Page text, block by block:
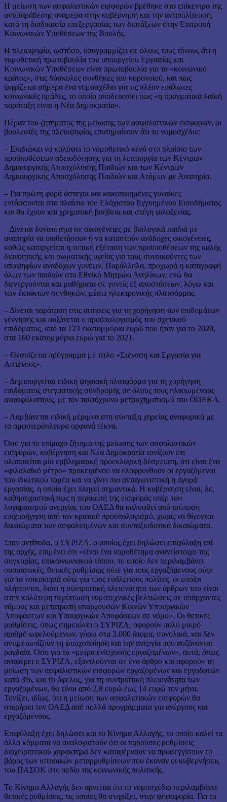
Η μείωση των ασφαλιστικών εισφορών βρέθηκε στο επίκεντρο της
αντιπαράθεσης ανάμεσα στην κυβέρνηση και την αντιπολίτευση,
κατά τη διαδικασία επεξεργασίας των διατάξεων στην Επιτροπή
Κοινωνικών Υποθέσεων της Βουλής.
Η πλειοψηφία, ωστόσο, υπογραμμίζει σε όλους τους τόνους ότι η
νομοθετική πρωτοβουλία του υπουργείου Εργασίας και
Κοινωνικών Υποθέσεων είναι πρωτοβουλία για το «κοινωνικό
κράτος», στις δύσκολες συνθήκες του κορονοϊού, και πως
ψηφίζεται σήμερα ένα νομοσχέδιο για τις πλέον ευάλωτες
κοινωνικές ομάδες, το οποίο αποδεικνύει πως «η πραγματικά λαϊκή
παράταξη είναι η Νέα Δημοκρατία».
Πέραν του ζητήματος της μείωσης των ασφαλιστικών εισφορών, οι
βουλευτές της πλειοψηφίας επισημαίνουν ότι το νομοσχέδιο:
– Επιδιώκει να καλύψει το νομοθετικό κενό στο πλαίσιο των
προϋποθέσεων αδειοδότησης για τη λειτουργία των Κέντρων
Δημιουργικής Απασχόλησης Παιδιών και των Κέντρων
Δημιουργικής Απασχόλησης Παιδιών και Ατόμων με Αναπηρία.
– Για πρώτη φορά άστεγοι και κακοποιημένες γυναίκες
εντάσσονται στο πλαίσιο του Ελάχιστου Εγγυημένου Εισοδήματος
και θα έχουν και χρηματική βοήθεια και στέγη φιλοξενίας.
– Δίνεται δυνατότητα σε οικογένειες με βιολογικά παιδιά με
αναπηρία να υιοθετήσουν ή να καταστούν ανάδοχες οικογένειες,
καθώς καταργείται η τυπική εξέταση των προϋποθέσεων της καλής
διανοητικής και σωματικής υγείας για τους συνοικούντες των
υποψηφίων αναδόχων γονέων. Παράλληλα, προχωρά η καταγραφή
όλων των παιδιών στο Εθνικό Μητρώο Ανηλίκων, ενώ θα
διενεργούνται και μαθήματα σε γονείς εξ αποστάσεων, λόγω και
των έκτακτων συνθηκών, μέσω ηλεκτρονικής πλατφόρμας.
– Δίνεται παράταση στις αιτήσεις για τη χορήγηση των επιδομάτων
γέννησης και αυξάνεται ο προϋπολογισμός του σχετικού
επιδόματος, από τα 123 εκατομμύρια ευρώ που ήταν για το 2020,
στα 160 εκατομμύρια ευρώ για το 2021.
– Θεσπίζεται πρόγραμμα με τίτλο «Στέγαση και Εργασία για
Αστέγους».
– Δημιουργείται ειδική ψηφιακή πλατφόρμα για τη χορήγηση
επιδόματος στεγαστικής συνδρομής σε όλους τους ηλικιωμένους
ανασφάλιστους, με τον ταυτόχρονο μετασχηματισμό του ΟΠΕΚΑ.
– Λαμβάνεται ειδική μέριμνα στη σύνταξη χηρείας αναφορικά με
τα αμφοτερόπλευρα ορφανά τέκνα.
Όσο για το επίμαχο ζήτημα της μείωσης των ασφαλιστικών
εισφορών, κυβέρνηση και Νέα Δημοκρατία τονίζουν ότι
υλοποιείται μία εμβληματική προεκλογική δέσμευση, ότι είναι ένα
«φιλολαϊκό μέτρο» προκειμένου να ελαφρυνθούν οι εργαζόμενοι
του ιδιωτικού τομέα και να γίνει πιο ανταγωνιστική η αγορά
εργασίας, η οποία έχει πληγεί σημαντικά. Η κυβέρνηση είναι, δε,
καθησυχαστική πως η περικοπή της εισφοράς υπέρ του
λογαριασμού ανεργίας του ΟΑΕΔ θα καλυφθεί από ισόποση
επιχορήγηση από τον κρατικό προϋπολογισμό, χωρίς να θίγονται
δικαιώματα των ασφαλισμένων και συνταξιοδοτικά δικαιώματα.
Στον αντίποδα, ο ΣΥΡΙΖΑ, ο οποίος έχει δηλώσει επιφύλαξη επί
της αρχής, επιμένει ότι «είναι ένα νομοθέτημα αναντίστοιχο της
συγκυρίας, επικοινωνιακού τύπου, το οποίο δεν περιλαμβάνει
ουσιαστικές, θετικές ρυθμίσεις ούτε για τους εργαζόμενους ούτε
για τα νοικοκυριά ούτε για τους ευάλωτους πολίτες, οι οποίοι
πλήττονται, διότι η συντριπτική πλειονότητα των άρθρων του είναι
στην καλύτερη περίπτωση νομοτεχνικές βελτιώσεις σε υπάρχοντες
νόμους και μετατροπή υπαρχουσών Κοινών Υπουργικών
Αποφάσεων και Υπουργικών Αποφάσεων σε νόμο». Οι θετικές
ρυθμίσεις, όπως σημειώνει ο ΣΥΡΙΖΑ, αφορούν πολύ μικρό
αριθμό ωφελούμενων, γύρω στα 3.000 άτομα, συνολικά, και δεν
αντιμετωπίζουν τη φτωχοποίηση και την ανεργία που αυξάνονται
ραγδαία. Όσο για τα «μέτρα ενίσχυσης εργαζομένων», αυτά, όπως
αναφέρει ο ΣΥΡΙΖΑ, εξαντλούνται σε ένα άρθρο και αφορούν τη
μείωση των ασφαλιστικών εισφορών εργαζομένων και εργοδοτών
κατά 3%, και το όφελος, για τη συντριπτική πλειονότητα των
εργαζομένων, θα είναι από 2,8 ευρώ έως 14 ευρώ τον μήνα.
Τονίζει, ιδίως, ότι η μείωση των ασφαλιστικών εισφορών θα
στερήσει τον ΟΑΕΔ από πολλά προγράμματα για ανέργους και
εργαζόμενους.
Επιφύλαξη έχει δηλώσει και το Κίνημα Αλλαγής, το οποίο καλεί τα
άλλα κόμματα να αναλογιστούν ότι οι παρούσες ρυθμίσεις
διαχειριστικού χαρακτήρα δεν καταφέρνουν να προσεγγίσουν το
βάρος των ιστορικών μεταρρυθμίσεων που έκαναν οι κυβερνήσεις
του ΠΑΣΟΚ στο πεδίο της κοινωνικής πολιτικής.
Το Κίνημα Αλλαγής δεν αρνείται ότι το νομοσχέδιο περιλαμβάνει
θετικές ρυθμίσεις, τις οποίες θα στηρίξει, στην ψηφοφορία. Για το